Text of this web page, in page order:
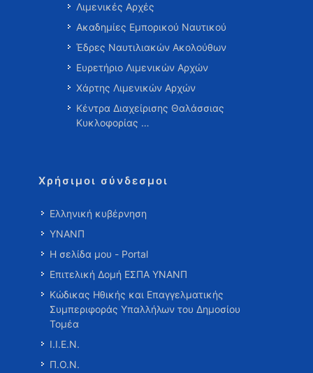
Λιμενικές Αρχές
Ακαδημίες Εμπορικού Ναυτικού
Έδρες Ναυτιλιακών Ακολούθων
Ευρετήριο Λιμενικών Αρχών
Χάρτης Λιμενικών Αρχών
Κέντρα Διαχείρισης Θαλάσσιας
Κυκλοφορίας …
Χρήσιμοι σύνδεσμοι
Ελληνική κυβέρνηση
ΥΝΑΝΠ
Η σελίδα μου - Portal
Επιτελική Δομή ΕΣΠΑ ΥΝΑΝΠ
Κώδικας Ηθικής και Επαγγελματικής
Συμπεριφοράς Υπαλλήλων του Δημοσίου
Τομέα
Ι.Ι.Ε.Ν.
Π.Ο.Ν.